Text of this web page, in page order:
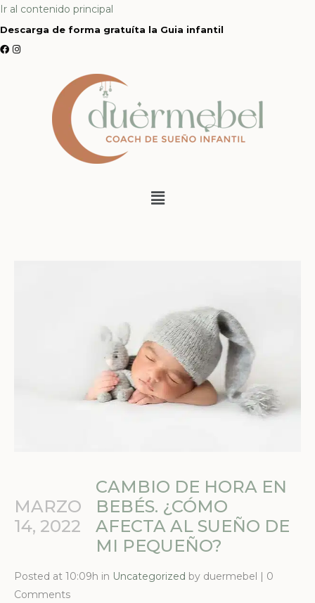
Ir al contenido principal
Descarga de forma gratuíta la Guia infantil
MARZO
14, 2022
CAMBIO DE HORA EN
BEBÉS. ¿CÓMO
AFECTA AL SUEÑO DE
MI PEQUEÑO?
Posted at 10:09h in Uncategorized by duermebel | 0
Comments